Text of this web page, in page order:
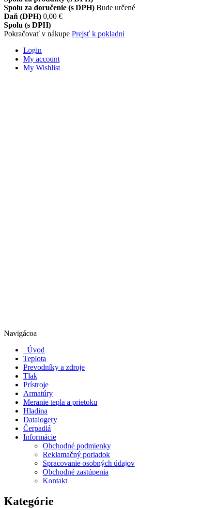
Spolu za doručenie (s DPH) Bude určené
Daň (DPH) 0,00 €
Spolu (s DPH)
Pokračovať v nákupe Prejsť k pokladni
Login
My account
My Wishlist
Navigácoa
Úvod
Teplota
Prevodníky a zdroje
Tlak
Prístroje
Armatúry
Meranie tepla a prietoku
Hladina
Datalogery
Čerpadlá
Informácie
Obchodné podmienky
Reklamačný poriadok
Spracovanie osobných údajov
Obchodné zastúpenia
Kontakt
Kategórie